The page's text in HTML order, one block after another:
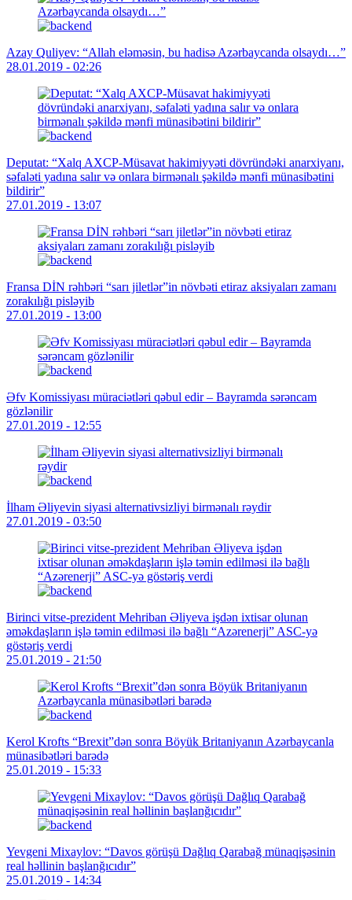
Azay Quliyev: “Allah eləməsin, bu hadisə Azərbaycanda olsaydı…”
28.01.2019 - 02:26
Deputat: “Xalq AXCP-Müsavat hakimiyyəti dövründəki anarxiyanı,
səfaləti yadına salır və onlara birmənalı şəkildə mənfi münasibətini
bildirir”
27.01.2019 - 13:07
Fransa DİN rəhbəri “sarı jiletlər”in növbəti etiraz aksiyaları zamanı
zorakılığı pisləyib
27.01.2019 - 13:00
Əfv Komissiyası müraciətləri qəbul edir – Bayramda sərəncam
gözlənilir
27.01.2019 - 12:55
İlham Əliyevin siyasi alternativsizliyi birmənalı rəydir
27.01.2019 - 03:50
Birinci vitse-prezident Mehriban Əliyeva işdən ixtisar olunan
əməkdaşların işlə təmin edilməsi ilə bağlı “Azərenerji” ASC-yə
göstəriş verdi
25.01.2019 - 21:50
Kerol Krofts “Brexit”dən sonra Böyük Britaniyanın Azərbaycanla
münasibətləri barədə
25.01.2019 - 15:33
Yevgeni Mixaylov: “Davos görüşü Dağlıq Qarabağ münaqişəsinin
real həllinin başlanğıcıdır”
25.01.2019 - 14:34